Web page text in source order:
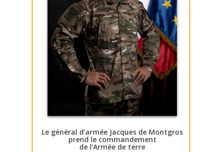
Le général d’armée Jacques de Montgros
prend le commandement
de l’Armée de terre